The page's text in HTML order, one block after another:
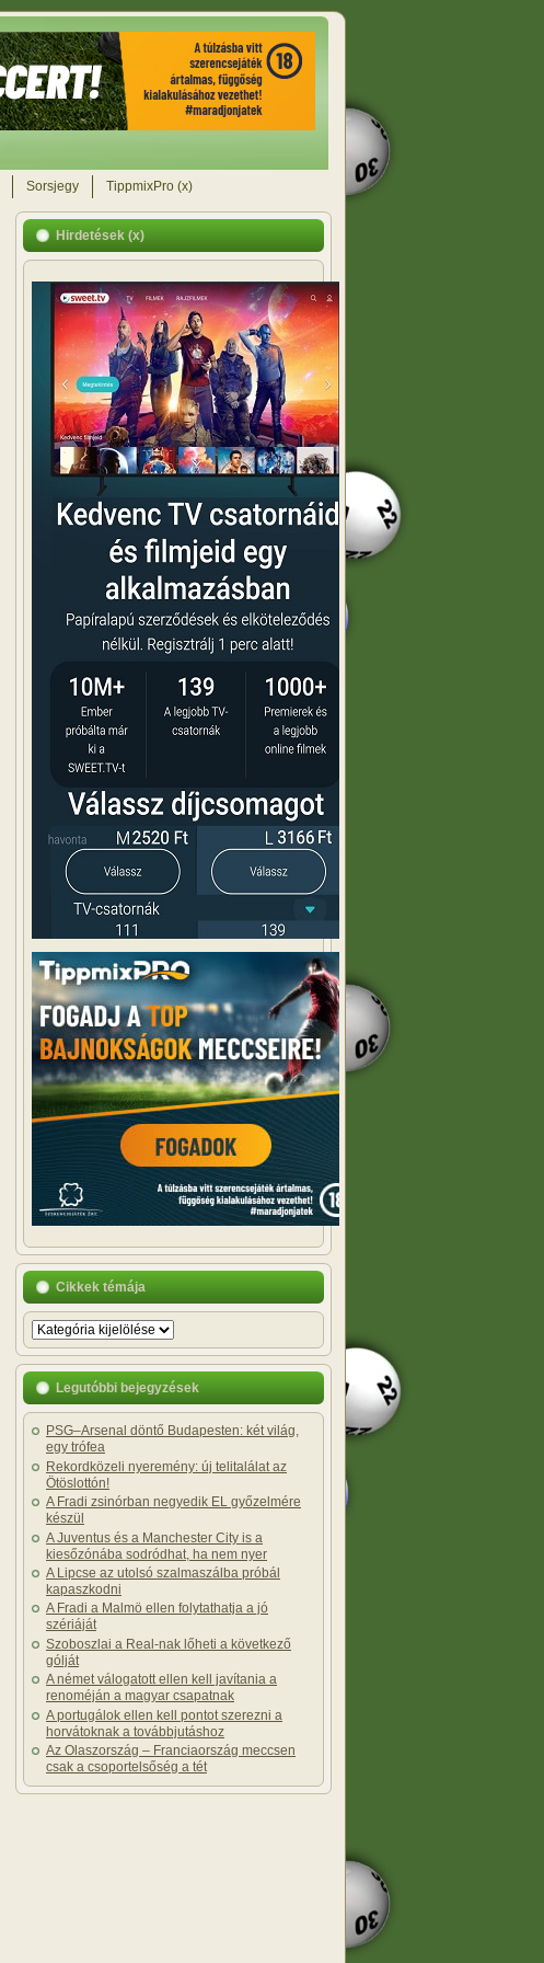
Sorsjegy TippmixPro (x)
Hirdetések (x)
Cikkek témája
Legutóbbi bejegyzések
PSG–Arsenal döntő Budapesten: két világ,
egy trófea
Rekordközeli nyeremény: új telitalálat az
Ötöslottón!
A Fradi zsinórban negyedik EL győzelmére
készül
A Juventus és a Manchester City is a
kiesőzónába sodródhat, ha nem nyer
A Lipcse az utolsó szalmaszálba próbál
kapaszkodni
A Fradi a Malmö ellen folytathatja a jó
szériáját
Szoboszlai a Real-nak lőheti a következő
gólját
A német válogatott ellen kell javítania a
renoméján a magyar csapatnak
A portugálok ellen kell pontot szerezni a
horvátoknak a továbbjutáshoz
Az Olaszország – Franciaország meccsen
csak a csoportelsőség a tét